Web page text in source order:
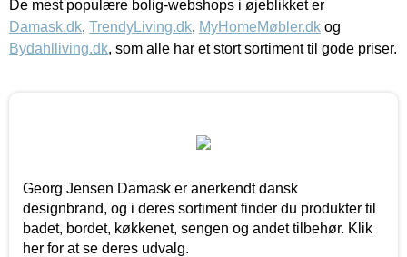
De mest populære bolig-webshops i øjeblikket er
Damask.dk, TrendyLiving.dk, MyHomeMøbler.dk og
Bydahlliving.dk, som alle har et stort sortiment til gode priser.
Georg Jensen Damask er anerkendt dansk
designbrand, og i deres sortiment finder du produkter til
badet, bordet, køkkenet, sengen og andet tilbehør. Klik
her for at se deres udvalg.